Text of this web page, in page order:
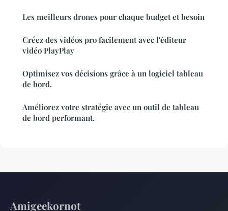
Les meilleurs drones pour chaque budget et besoin
Créez des vidéos pro facilement avec l'éditeur
vidéo PlayPlay
Optimisez vos décisions grâce à un logiciel tableau
de bord.
Améliorez votre stratégie avec un outil de tableau
de bord performant.
Amigeekornot